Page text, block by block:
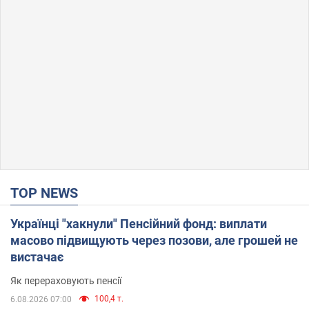
TOP NEWS
Українці "хакнули" Пенсійний фонд: виплати
масово підвищують через позови, але грошей не
вистачає
Як перераховують пенсії
6.08.2026 07:00 100,4 т.